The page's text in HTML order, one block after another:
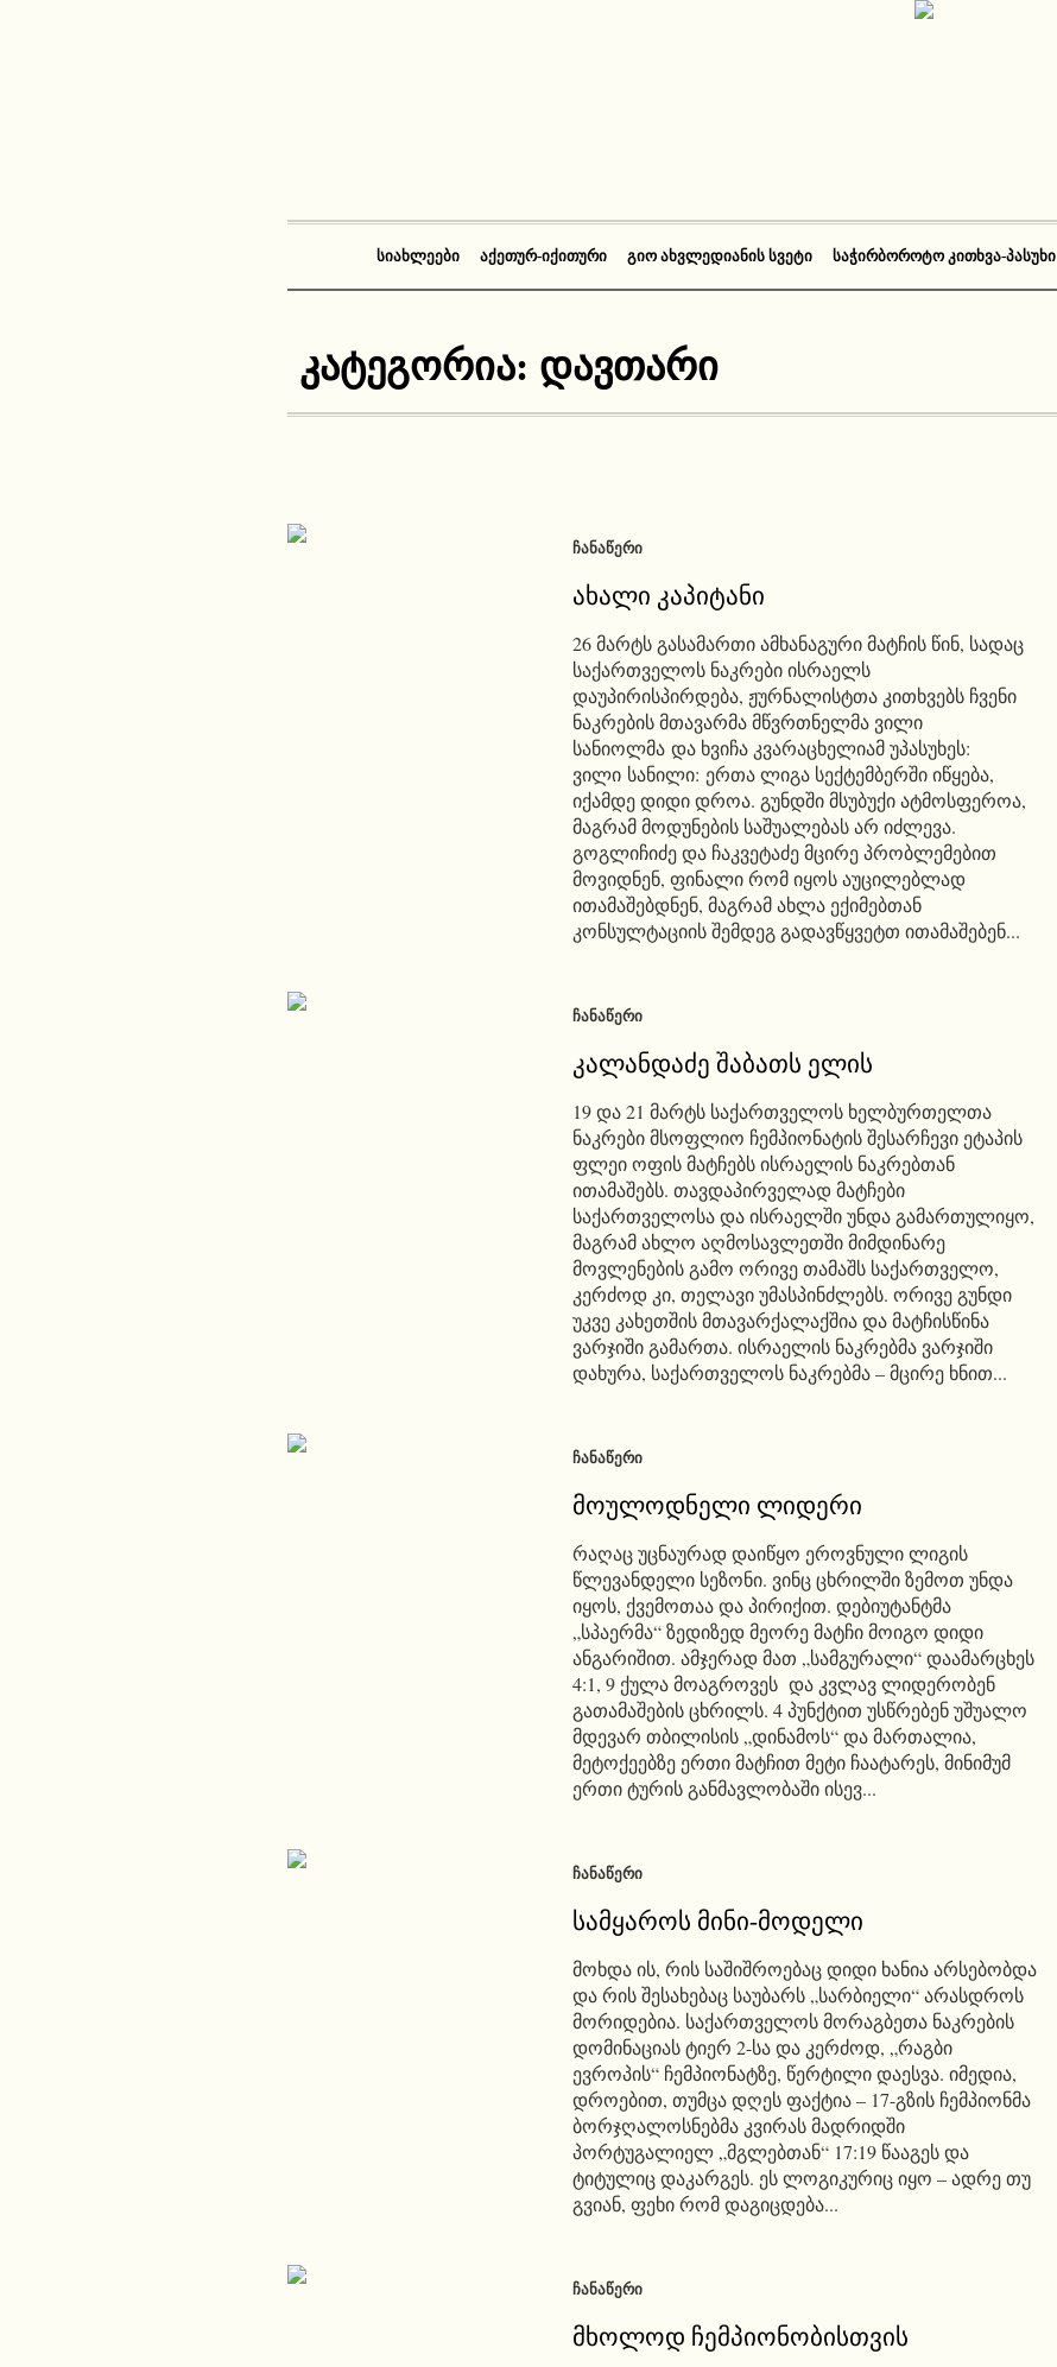
ᲡᲘᲐᲮᲚᲔᲔᲑᲘ ᲐᲥᲔᲗᲣᲠ-ᲘᲥᲘᲗᲣᲠᲘ ᲒᲘᲝ ᲐᲮᲕᲚᲔᲓᲘᲐᲜᲘᲡ ᲡᲕᲔᲢᲘ ᲡᲐᲭᲘᲠᲑᲝᲠᲝᲢᲝ ᲙᲘᲗᲮᲕᲐ-ᲞᲐᲡᲣᲮᲘ
კატეგორია: დავთარი
ᲩᲐᲜᲐᲬᲔᲠᲘ
ახალი კაპიტანი
26 მარტს გასამართი ამხანაგური მატჩის წინ, სადაც
საქართველოს ნაკრები ისრაელს
დაუპირისპირდება, ჟურნალისტთა კითხვებს ჩვენი
ნაკრების მთავარმა მწვრთნელმა ვილი
სანიოლმა და ხვიჩა კვარაცხელიამ უპასუხეს:
ვილი სანილი: ერთა ლიგა სექტემბერში იწყება,
იქამდე დიდი დროა. გუნდში მსუბუქი ატმოსფეროა,
მაგრამ მოდუნების საშუალებას არ იძლევა.
გოგლიჩიძე და ჩაკვეტაძე მცირე პრობლემებით
მოვიდნენ, ფინალი რომ იყოს აუცილებლად
ითამაშებდნენ, მაგრამ ახლა ექიმებთან
კონსულტაციის შემდეგ გადავწყვეტთ ითამაშებენ...
ᲩᲐᲜᲐᲬᲔᲠᲘ
კალანდაძე შაბათს ელის
19 და 21 მარტს საქართველოს ხელბურთელთა
ნაკრები მსოფლიო ჩემპიონატის შესარჩევი ეტაპის
ფლეი ოფის მატჩებს ისრაელის ნაკრებთან
ითამაშებს. თავდაპირველად მატჩები
საქართველოსა და ისრაელში უნდა გამართულიყო,
მაგრამ ახლო აღმოსავლეთში მიმდინარე
მოვლენების გამო ორივე თამაშს საქართველო,
კერძოდ კი, თელავი უმასპინძლებს. ორივე გუნდი
უკვე კახეთშის მთავარქალაქშია და მატჩისწინა
ვარჯიში გამართა. ისრაელის ნაკრებმა ვარჯიში
დახურა, საქართველოს ნაკრებმა – მცირე ხნით...
ᲩᲐᲜᲐᲬᲔᲠᲘ
მოულოდნელი ლიდერი
რაღაც უცნაურად დაიწყო ეროვნული ლიგის
წლევანდელი სეზონი. ვინც ცხრილში ზემოთ უნდა
იყოს, ქვემოთაა და პირიქით. დებიუტანტმა
„სპაერმა“ ზედიზედ მეორე მატჩი მოიგო დიდი
ანგარიშით. ამჯერად მათ „სამგურალი“ დაამარცხეს
4:1, 9 ქულა მოაგროვეს და კვლავ ლიდერობენ
გათამაშების ცხრილს. 4 პუნქტით უსწრებენ უშუალო
მდევარ თბილისის „დინამოს“ და მართალია,
მეტოქეებზე ერთი მატჩით მეტი ჩაატარეს, მინიმუმ
ერთი ტურის განმავლობაში ისევ...
ᲩᲐᲜᲐᲬᲔᲠᲘ
სამყაროს მინი-მოდელი
მოხდა ის, რის საშიშროებაც დიდი ხანია არსებობდა
და რის შესახებაც საუბარს „სარბიელი“ არასდროს
მორიდებია. საქართველოს მორაგბეთა ნაკრების
დომინაციას ტიერ 2-სა და კერძოდ, „რაგბი
ევროპის“ ჩემპიონატზე, წერტილი დაესვა. იმედია,
დროებით, თუმცა დღეს ფაქტია – 17-გზის ჩემპიონმა
ბორჯღალოსნებმა კვირას მადრიდში
პორტუგალიელ „მგლებთან“ 17:19 წააგეს და
ტიტულიც დაკარგეს. ეს ლოგიკურიც იყო – ადრე თუ
გვიან, ფეხი რომ დაგიცდება...
ᲩᲐᲜᲐᲬᲔᲠᲘ
მხოლოდ ჩემპიონობისთვის